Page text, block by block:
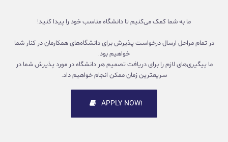
ما به شما کمک می‌کنیم تا دانشگاه مناسب خود را پیدا کنید!
در تمام مراحل ارسال درخواست پذیرش برای دانشگاه‌های همکارمان در کنار شما
خواهیم بود.
ما پیگیری‌های لازم را برای دریافت تصمیم هر دانشگاه در مورد پذیرش شما در
سریعترین زمان ممکن انجام خواهیم داد.
!APPLY NOW